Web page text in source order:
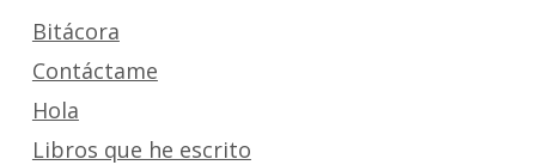
Bitácora
Contáctame
Hola
Libros que he escrito